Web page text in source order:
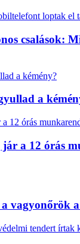
csalások:
a
jár a 12 órás
vagyonőrök a